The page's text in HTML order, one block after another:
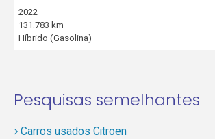
2022
131.783 km
Híbrido (Gasolina)
Pesquisas semelhantes
Carros usados Citroen